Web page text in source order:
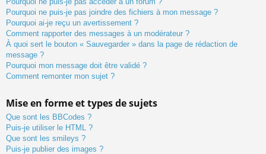
Pourquoi ne puis-je pas joindre des fichiers à mon message ?
Pourquoi ai-je reçu un avertissement ?
Comment rapporter des messages à un modérateur ?
À quoi sert le bouton « Sauvegarder » dans la page de rédaction de
message ?
Pourquoi mon message doit être validé ?
Comment remonter mon sujet ?
Mise en forme et types de sujets
Que sont les BBCodes ?
Puis-je utiliser le HTML ?
Que sont les smileys ?
Puis-je publier des images ?